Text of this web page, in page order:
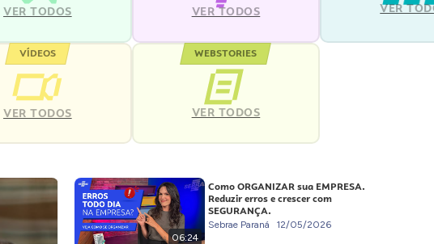
VER TODOS VER TODOS VER
VÍDEOS
VER TODOS
WEBSTORIES
VER TODOS
06:24
Como ORGANIZAR sua EMPRESA.
Reduzir erros e crescer com
SEGURANÇA.
Sebrae Paraná 12/05/2026